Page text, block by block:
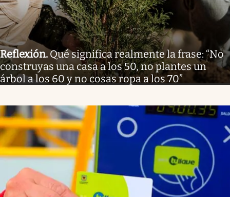
Reflexión. Qué significa realmente la frase: “No
construyas una casa a los 50, no plantes un
árbol a los 60 y no cosas ropa a los 70”